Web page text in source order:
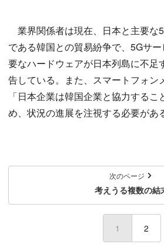
業界関係者は現在、日本と主要な
である韓国との貿易紛争で、5Gサ
要なハードウェアが日本列島に不足
告している。また、スマートフォン
「日本企業は韓国企業と協力する
め、状況の進展を注視する必要があ
次のページ
考えうる複数の結
1 (current)
2